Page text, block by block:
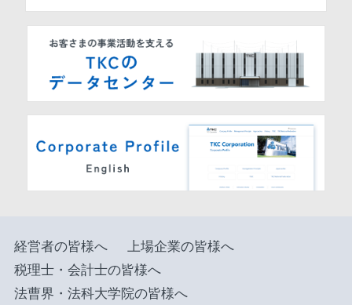
経営者の皆様へ
上場企業の皆様へ
税理士・会計士の皆様へ
法曹界・法科大学院の皆様へ